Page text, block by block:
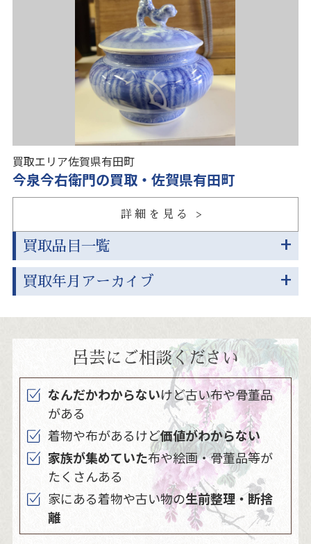
買取エリア佐賀県有田町
今泉今右衛門の買取・佐賀県有田町
詳細を見る
買取品目一覧
買取年月アーカイブ
呂芸にご相談ください
なんだかわからないけど古い布や骨董品
がある
着物や布があるけど価値がわからない
家族が集めていた布や絵画・骨董品等が
たくさんある
家にある着物や古い物の生前整理・断捨
離